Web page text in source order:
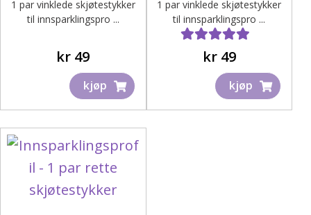
1 par vinklede skjøtestykker
til innsparklingspro ...
kr 49
kjøp
1 par vinklede skjøtestykker
til innsparklingspro ...
Vurdert4.33
kr49
kjøp